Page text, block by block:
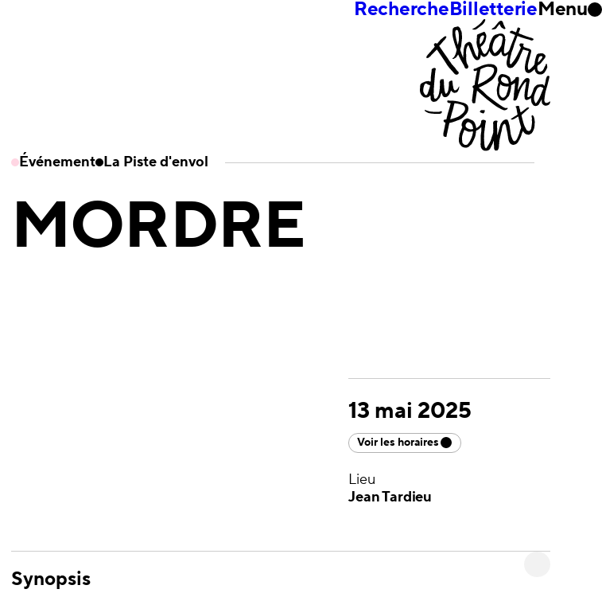
RechercheBilletterieMenu
Événement La Piste d'envol
MORDRE
13 mai 2025
Voir les horaires
Lieu
Jean Tardieu
Synopsis